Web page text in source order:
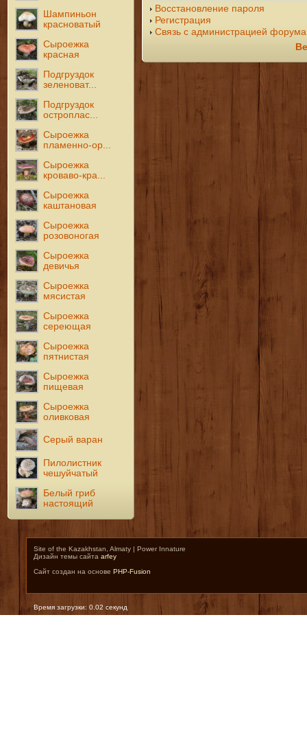
Шампиньон
красноватый
Сыроежка
красная
Подгруздок
зеленоват...
Подгруздок
остроплас...
Сыроежка
пламенно-ор...
Сыроежка
кроваво-кра...
Сыроежка
каштановая
Сыроежка
розовоногая
Сыроежка
девичья
Сыроежка
мясистая
Сыроежка
сереющая
Сыроежка
пятнистая
Сыроежка
пищевая
Сыроежка
оливковая
Серый варан
Пилолистник
чешуйчатый
Белый гриб
настоящий
Восстановление пароля
Регистрация
Связь с администрацией форума
Site of the Kazakhstan, Almaty | Power Innature
Дизайн темы сайта arfey
Сайт создан на основе PHP-Fusion
Время загрузки: 0.02 секунд